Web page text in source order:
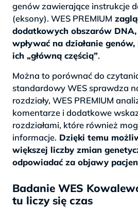
genów zawierające instrukcje
(eksony). WES PREMIUM
dodatkowych obszarów
wpływać na działanie
ich „główną częścią”.
Można to porównać do
standardowy WES sprawdza
rozdziały, WES PREMIUM
komentarze i dodatkowe
rozdziałami, które również
informacje. Dzięki temu
większej liczby zmian
odpowiadać za objawy
Badanie WES
tu liczy się czas